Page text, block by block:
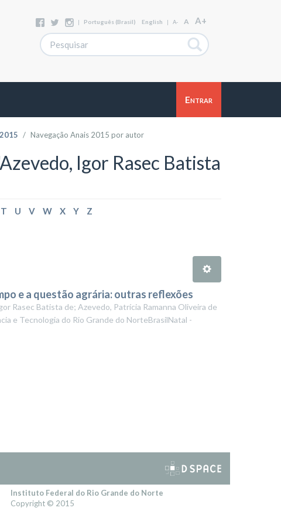
| Português (Brasil) English | A- A A+
Entrar
Navegação Anais 2015 por autor
Igor Rasec Batista
T U V W X Y Z
e a questão agrária: outras reflexões
Rasec Batista de; Azevedo, Patrícia Ramanna Oliveira de
e Tecnologia do Rio Grande do NorteBrasilNatal -
Instituto Federal do Rio Grande do Norte
Copyright © 2015